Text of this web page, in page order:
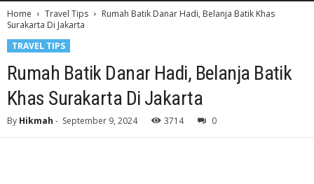
Home Travel Tips
Rumah Batik Danar Hadi, Belanja Batik Khas
Surakarta Di Jakarta
TRAVEL TIPS
Rumah Batik Danar Hadi, Belanja Batik
Khas Surakarta Di Jakarta
By Hikmah - September 9, 2024 3714 0